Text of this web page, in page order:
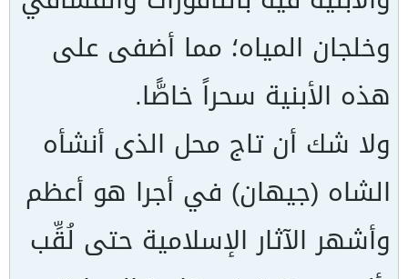
وخلجان المياه؛ مما أضفى على
هذه الأبنية سحراً خاصًّا.
ولا شك أن تاج محل الذى أنشأه
الشاه (جيهان) في أجرا هو أعظم
وأشهر الآثار الإسلامية حتى لُقِّب